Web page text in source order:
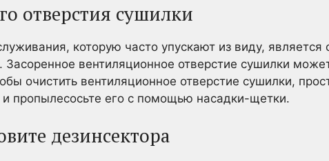
отверстия сушилки
которую часто упускают из виду, является
Засоренное вентиляционное отверстие сушилки
очистить вентиляционное отверстие сушилки,
и пропылесосьте его с помощью насадки-щетки.
дезинсектора